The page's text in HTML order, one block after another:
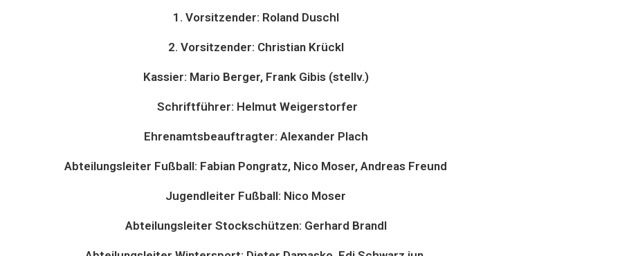
1. Vorsitzender: Roland Duschl
2. Vorsitzender: Christian Krückl
Kassier: Mario Berger, Frank Gibis (stellv.)
Schriftführer: Helmut Weigerstorfer
Ehrenamtsbeauftragter: Alexander Plach
Abteilungsleiter Fußball: Fabian Pongratz, Nico Moser, Andreas Freund
Jugendleiter Fußball: Nico Moser
Abteilungsleiter Stockschützen: Gerhard Brandl